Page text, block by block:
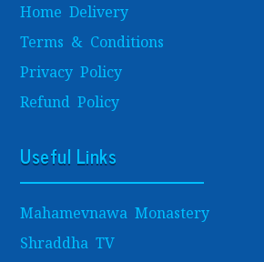
Home Delivery
Terms & Conditions
Privacy Policy
Refund Policy
Useful Links
Mahamevnawa Monastery
Shraddha TV